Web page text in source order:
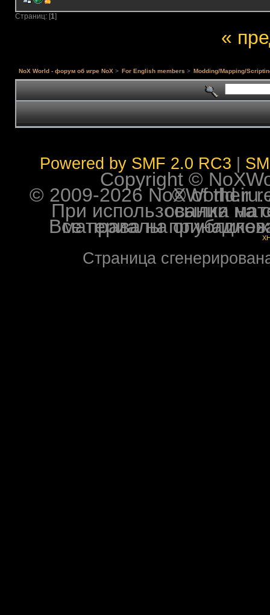
Страниц: [1]
«
NoX World - форум об игре NoX> For English members > Modding/Mapping/
Powered by SMF 2.0 RC3
Copyright ©
© 2009-2026 NoXWorld.ru. All
При использовании
Все права на опубликованные на форуме
Страница